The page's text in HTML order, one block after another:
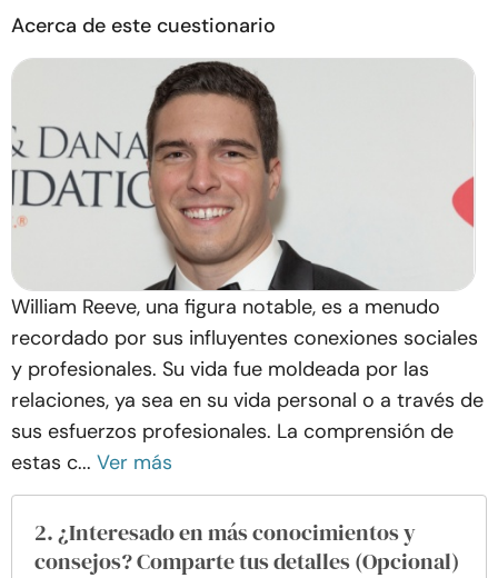
Acerca de este cuestionario
William Reeve, una figura notable, es a menudo
recordado por sus influyentes conexiones sociales
y profesionales. Su vida fue moldeada por las
relaciones, ya sea en su vida personal o a través de
sus esfuerzos profesionales. La comprensión de
estas c... Ver más
2. ¿Interesado en más conocimientos y
consejos? Comparte tus detalles (Opcional)